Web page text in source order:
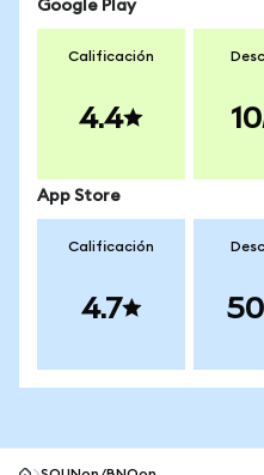
Google Play
Calificación
4.4
App Store
Calificación
4.7